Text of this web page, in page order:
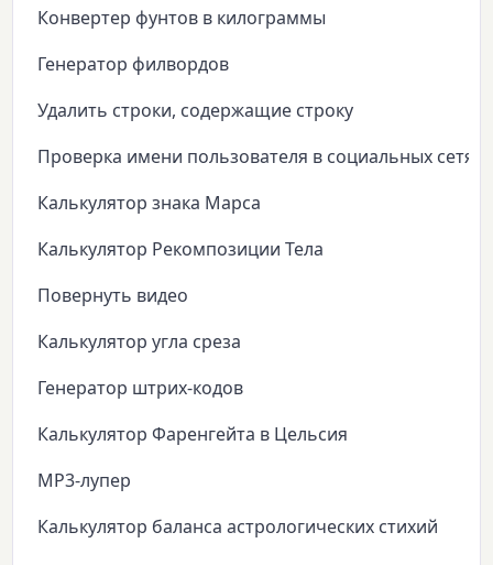
Конвертер фунтов в килограммы
Генератор филвордов
Удалить строки, содержащие строку
Проверка имени пользователя в социальных сетях
Калькулятор знака Марса
Калькулятор Рекомпозиции Тела
Повернуть видео
Калькулятор угла среза
Генератор штрих-кодов
Калькулятор Фаренгейта в Цельсия
MP3-лупер
Калькулятор баланса астрологических стихий